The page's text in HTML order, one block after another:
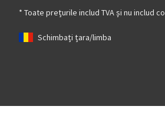
* Toate prețurile includ TVA și nu includ
Schimbați țara/limba